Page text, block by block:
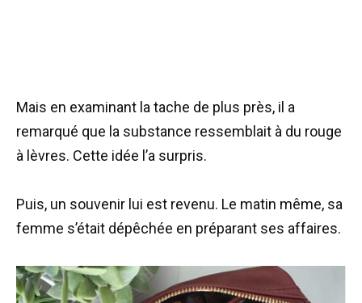
Mais en examinant la tache de plus près, il a
remarqué que la substance ressemblait à du rouge
à lèvres. Cette idée l’a surpris.
Puis, un souvenir lui est revenu. Le matin même, sa
femme s’était dépêchée en préparant ses affaires.